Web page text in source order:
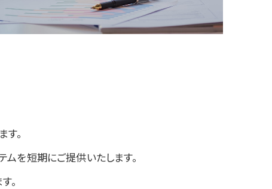
。
を短期にご提供いたします。
。